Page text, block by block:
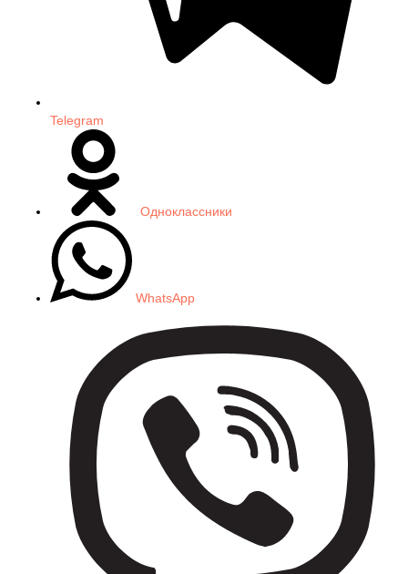
Telegram
Одноклассники
WhatsApp